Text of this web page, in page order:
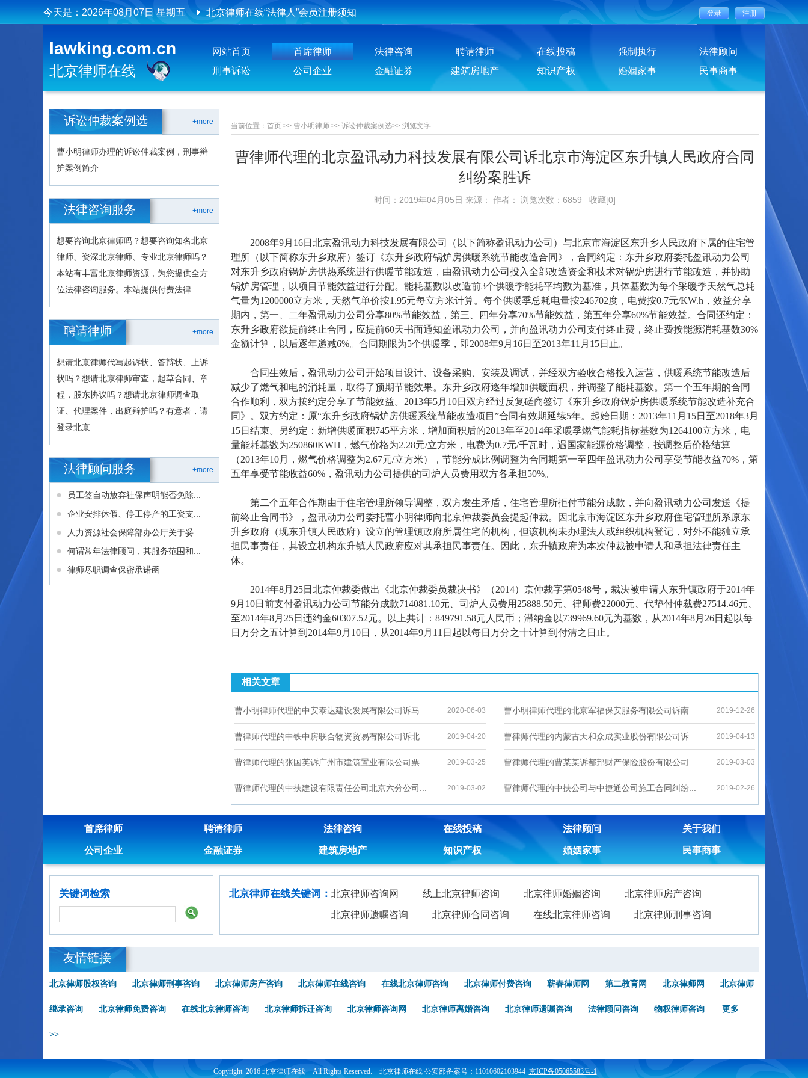
今天是： 2026年08月07日 星期五 北京律师在线“法律人”会员注册须知
北京律师在线聘请律师须知
lawking.com.cn
北京律师在线
网站首页 首席律师 法律咨询 聘请律师 在线投稿 强制执行
法律顾问
刑事诉讼
公司企业 金融证券 建筑房地产 知识产权 婚姻家事 民事商事
+more
诉讼仲裁案例选
曹小明律师办理的诉讼仲裁案例，刑事辩
护案例简介
+more
法律咨询服务
想要咨询北京律师吗？想要咨询知名北京
律师、资深北京律师、专业北京律师吗？
本站有丰富北京律师资源，为您提供全方
位法律咨询服务。本站提供付费法律...
+more
聘请律师
想请北京律师代写起诉状、答辩状、上诉
状吗？想请北京律师审查，起草合同、章
程，股东协议吗？想请北京律师调查取
证、代理案件，出庭辩护吗？有意者，请
登录北京...
+more
法律顾问服务
员工签自动放弃社保声明能否免除...
企业安排休假、停工停产的工资支...
人力资源社会保障部办公厅关于妥...
何谓常年法律顾问，其服务范围和...
律师尽职调查保密承诺函
当前位置： 首页 >> 曹小明律师 >> 诉讼仲裁案例选>> 浏览文字
曹律师代理的北京盈讯动力科技发展有限公司诉北京市海淀区东升镇人民政府合同
纠纷案胜诉
时间：2019年04月05日 来源： 作者： 浏览次数：6859 收藏[0]
2008年9月16日北京盈讯动力科技发展有限公司（以下简称盈讯动力公司）与北京市海淀区东升乡人民政府下属的住宅管
理所（以下简称东升乡政府）签订《东升乡政府锅炉房供暖系统节能改造合同》，合同约定：东升乡政府委托盈讯动力公司
对东升乡政府锅炉房供热系统进行供暖节能改造，由盈讯动力公司投入全部改造资金和技术对锅炉房进行节能改造，并协助
锅炉房管理，以项目节能效益进行分配。能耗基数以改造前3个供暖季能耗平均数为基准，具体基数为每个采暖季天然气总耗
气量为1200000立方米，天然气单价按1.95元每立方米计算。每个供暖季总耗电量按246702度，电费按0.7元/KW.h，效益分享
期内，第一、二年盈讯动力公司分享80%节能效益，第三、四年分享70%节能效益，第五年分享60%节能效益。合同还约定：
东升乡政府欲提前终止合同，应提前60天书面通知盈讯动力公司，并向盈讯动力公司支付终止费，终止费按能源消耗基数30%
金额计算，以后逐年递减6%。合同期限为5个供暖季，即2008年9月16日至2013年11月15日止。
合同生效后，盈讯动力公司开始项目设计、设备采购、安装及调试，并经双方验收合格投入运营，供暖系统节能改造后
减少了燃气和电的消耗量，取得了预期节能效果。东升乡政府逐年增加供暖面积，并调整了能耗基数。第一个五年期的合同
合作顺利，双方按约定分享了节能效益。 2013年5月10日双方经过反复磋商签订《东升乡政府锅炉房供暖系统节能改造补充合
同》。双方约定：原“东升乡政府锅炉房供暖系统节能改造项目”合同有效期延续5年。起始日期：2013年11月15日至2018年3月
15日结束。另约定：新增供暖面积745平方米，增加面积后的2013年至2014年采暖季燃气能耗指标基数为1264100立方米，电
量能耗基数为250860KWH，燃气价格为2.28元/立方米，电费为0.7元/千瓦时，遇国家能源价格调整，按调整后价格结算
（2013年10月，燃气价格调整为2.67元/立方米），节能分成比例调整为合同期第一至四年盈讯动力公司享受节能收益70%，第
五年享受节能收益60%，盈讯动力公司提供的司炉人员费用双方各承担50%。
第二个五年合作期由于住宅管理所领导调整，双方发生矛盾，住宅管理所拒付节能分成款，并向盈讯动力公司发送《提
前终止合同书》，盈讯动力公司委托曹小明律师向北京仲裁委员会提起仲裁。因北京市海淀区东升乡政府住宅管理所系原东
升乡政府（现东升镇人民政府）设立的管理镇政府所属住宅的机构，但该机构未办理法人或组织机构登记，对外不能独立承
担民事责任，其设立机构东升镇人民政府应对其承担民事责任。因此，东升镇政府为本次仲裁被申请人和承担法律责任主
体。
2014年8月25日北京仲裁委做出《北京仲裁委员裁决书》（2014）京仲裁字第0548号，裁决被申请人东升镇政府于2014年
9月10日前支付盈讯动力公司节能分成款714081.10元、司炉人员费用25888.50元、律师费22000元、代垫付仲裁费27514.46元、
至2014年8月25日违约金60307.52元。以上共计：849791.58元人民币；滞纳金以739969.60元为基数，从2014年8月26日起以每
日万分之五计算到2014年9月10日，从2014年9月11日起以每日万分之十计算到付清之日止。
相关文章
曹小明律师代理的中安泰达建设发展有限公司诉马... 2020-06-03 曹小明律师代理的北京军福保安服务有限公司诉南... 2019-12-26
曹律师代理的中铁中房联合物资贸易有限公司诉北... 2019-04-20 曹律师代理的内蒙古天和众成实业股份有限公司诉... 2019-04-13
曹律师代理的张国英诉广州市建筑置业有限公司票... 2019-03-25 曹律师代理的曹某某诉都邦财产保险股份有限公司... 2019-03-03
曹律师代理的中扶建设有限责任公司北京六分公司... 2019-03-02 曹律师代理的中扶公司与中捷通公司施工合同纠纷... 2019-02-26
首席律师 聘请律师 法律咨询 在线投稿 法律顾问 关于我们
公司企业 金融证券 建筑房地产 知识产权 婚姻家事 民事商事
关键词检索 北京律师在线关键词： 北京律师咨询网 线上北京律师咨询 北京律师婚姻咨询 北京律师房产咨询
北京律师遗嘱咨询 北京律师合同咨询 在线北京律师咨询 北京律师刑事咨询
友情链接
北京律师股权咨询 北京律师刑事咨询 北京律师房产咨询 北京律师在线咨询 在线北京律师咨询 北京律师付费咨询 蕲春律师网 第二教育网 北京律师网 北京律师
继承咨询 北京律师免费咨询 在线北京律师咨询 北京律师拆迁咨询 北京律师咨询网 北京律师离婚咨询 北京律师遗嘱咨询 法律顾问咨询 物权律师咨询 更多
>>
Copyright 2016 北京律师在线 All Rights Reserved. 北京律师在线 公安部备案号：11010602103944 京ICP备05065583号-1